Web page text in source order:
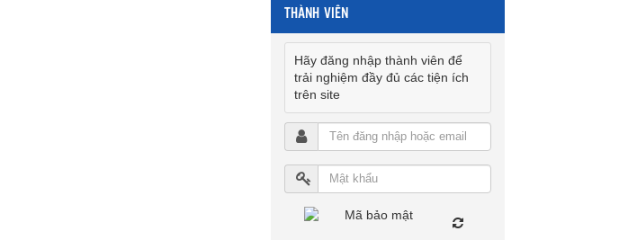
THÀNH VIÊN
Hãy đăng nhập thành viên để
trải nghiệm đầy đủ các tiện ích
trên site